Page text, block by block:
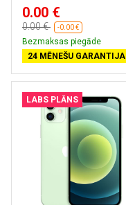
0.00 €
0.00 € -0.00 €
Bezmaksas piegāde
24 MĒNEŠU GARANTIJA
LABS PLĀNS